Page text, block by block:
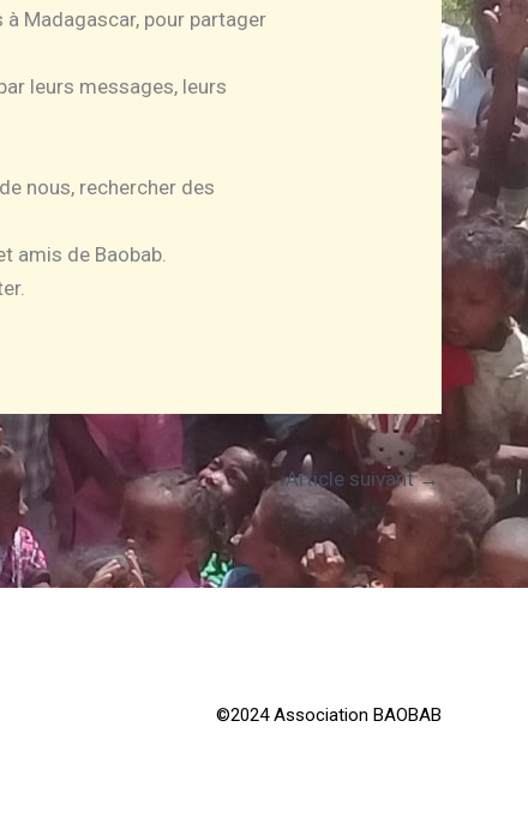
Madagascar, pour partager
leurs messages, leurs
nous, rechercher des
amis de Baobab.
Article suivant→
©2024 Association BAOBAB